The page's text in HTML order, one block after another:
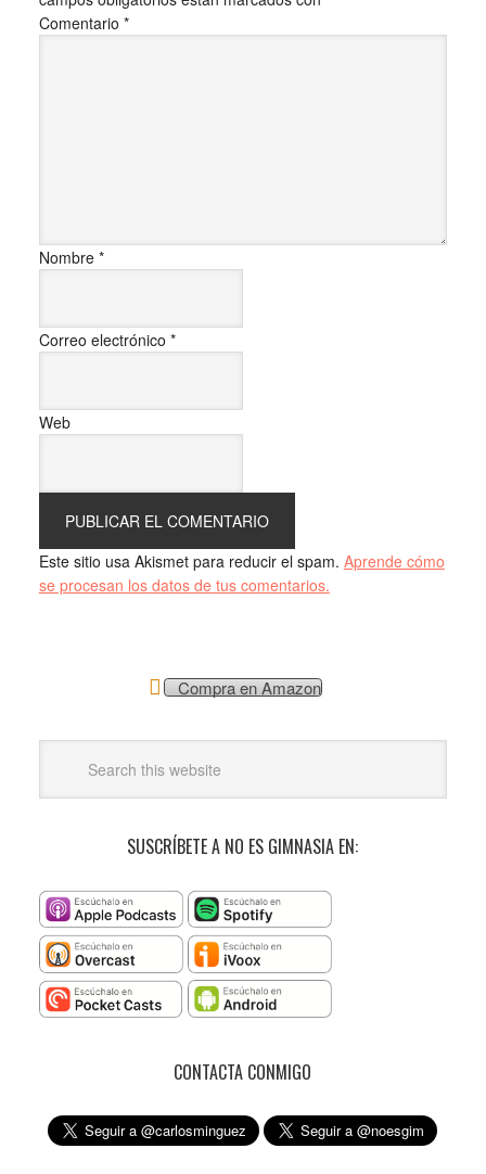
Comentario *
Nombre *
Correo electrónico *
Web
Este sitio usa Akismet para reducir el spam. Aprende cómo
se procesan los datos de tus comentarios.
Compra en Amazon
SUSCRÍBETE A NO ES GIMNASIA EN:
CONTACTA CONMIGO